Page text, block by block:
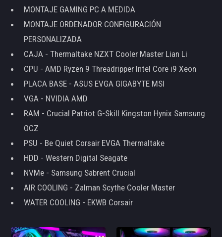
MONTAJE GAMING PC A MEDIDA
MONTAJE ORDENADOR CONFIGURACIÓN
PERSONALIZADA
CAJA - Thermaltake NZXT Cooler Master Lian Li
CPU - AMD Ryzen 9 Threadripper Intel Core i9 Xeon
PLACA BASE - ASUS EVGA GIGABYTE MSI
VGA - NVIDIA AMD
RAM - Crucial Patriot G-Skill Kingston Hynix Samsung
OCZ
PSU - Be Quiet Corsair EVGA Thermaltake
HDD - Western Digital Seagate
NVMe - Samsung Sabrent Crucial
AIR COOLING - Zalman Scythe Cooler Master
WATER COOLING - EKWB Corsair